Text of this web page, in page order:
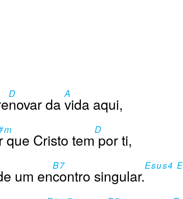
D
novar da
A
vida aqui,
que Cristo tem
D
por ti,
um en
B7
contro singular.
Esus4 E